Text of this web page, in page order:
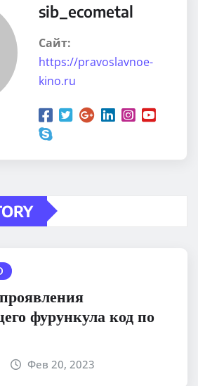
sib_ecometal
Сайт:
https://pravoslavnoe-
kino.ru
фурункула код по
Фев 20, 2023